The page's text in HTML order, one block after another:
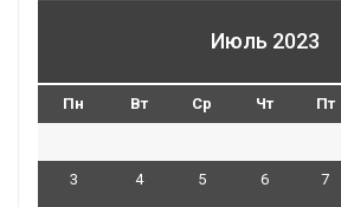
Июль 2023
Пн Вт Ср Чт Пт
3 4 5 6 7